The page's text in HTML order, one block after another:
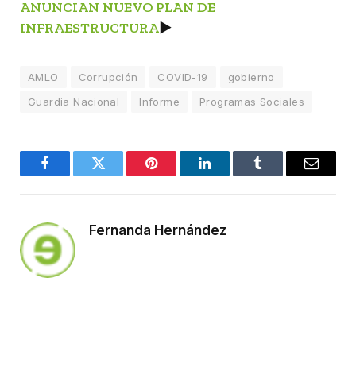
ANUNCIAN NUEVO PLAN DE
INFRAESTRUCTURA►
AMLO Corrupción COVID-19
gobierno
Guardia Nacional
Informe Programas Sociales
FacebookTwitter Pinterest LinkedInTumblr Email
Fernanda Hernández